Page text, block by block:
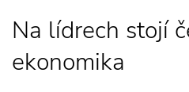
Na lídrech stojí
ekonomika